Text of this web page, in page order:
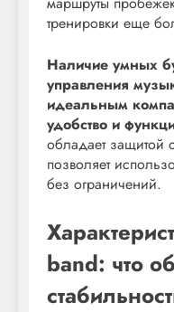
тренировки еще
Наличие умных
управления
идеальным
удобство и
обладает защитой
позволяет
без ограничений.
band: что